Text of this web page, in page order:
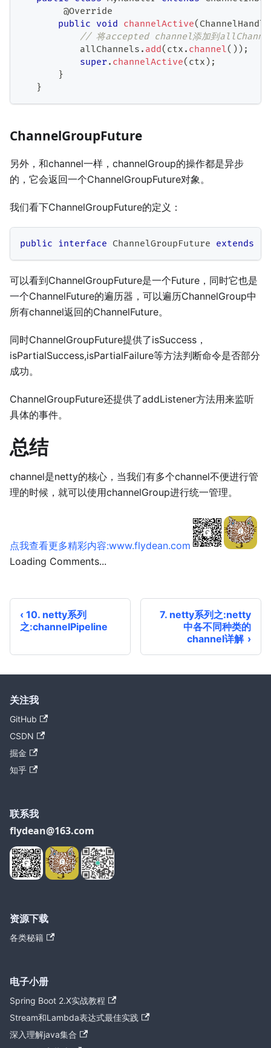
@Override
public void channelActive(
// 将accepted channel添加到
           allChannels
. add( ctx . channel( ) ) ;
super . channelActive( ctx ) ;
}
}
ChannelGroupFuture
另外，和channel一样，channelGroup的操作都是异步
的，它会返回一个ChannelGroupFuture对象。
我们看下ChannelGroupFuture的定义：
public interface ChannelGroupFuture extends
可以看到ChannelGroupFuture是一个Future，同时它也是
一个ChannelFuture的遍历器，可以遍历ChannelGroup中
所有channel返回的ChannelFuture。
同时ChannelGroupFuture提供了isSuccess，
isPartialSuccess,isPartialFailure等方法判断命令是否部分
成功。
ChannelGroupFuture还提供了addListener方法用来监听
具体的事件。
总结
channel是netty的核心，当我们有多个channel不便进行管
理的时候，就可以使用channelGroup进行统一管理。
点我查看更多精彩内容:www.flydean.com
Loading Comments...
10. netty系列
之:channelPipeline
7. netty系列之:netty
中各不同种类的
channel详解
关注我
GitHub
CSDN
掘金
知乎
联系我
flydean@163.com
资源下载
各类秘籍
电子小册
Spring Boot 2.X实战教程
Stream和Lambda表达式最佳实践
深入理解java集合